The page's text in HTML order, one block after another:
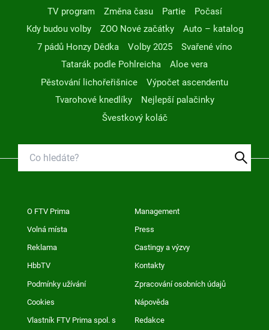
TV program
Změna času Partie
Počasí
Kdy budou volby
ZOO Nové začátky
Auto – katalog
7 pádů Honzy Dědka
Volby 2025
Svařené víno
Tatarák podle Pohlreicha
Aloe vera
Pěstování lichořeřišnice
Výpočet ascendentu
Tvarohové knedlíky
Nejlepší palačinky
Švestkový koláč
O FTV Prima Management
Volná místa Press
Reklama Castingy a výzvy
HbbTV Kontakty
Podmínky užívání Zpracování osobních údajů
Cookies Nápověda
Vlastník FTV Prima spol. s
Redakce